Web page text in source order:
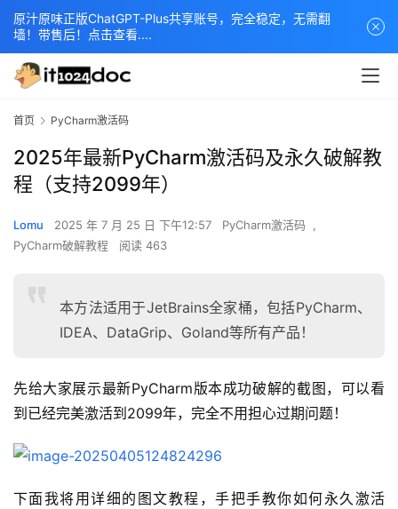
首页 PyCharm激活码
2025年最新PyCharm激活码及永久破解教
程（支持2099年）
Lomu 2025 年 7 月 25 日 下午12:57 PyCharm激活码
,
PyCharm破解教程
阅读 463
本方法适用于JetBrains全家桶，包括PyCharm、
IDEA、DataGrip、Goland等所有产品！
先给大家展示最新PyCharm版本成功破解的截图，可以看
到已经完美激活到2099年，完全不用担心过期问题！
下面我将用详细的图文教程，手把手教你如何永久激活
原汁原味正版ChatGPT-Plus共享账号，完全稳定，无需翻
墙！带售后！点击查看....